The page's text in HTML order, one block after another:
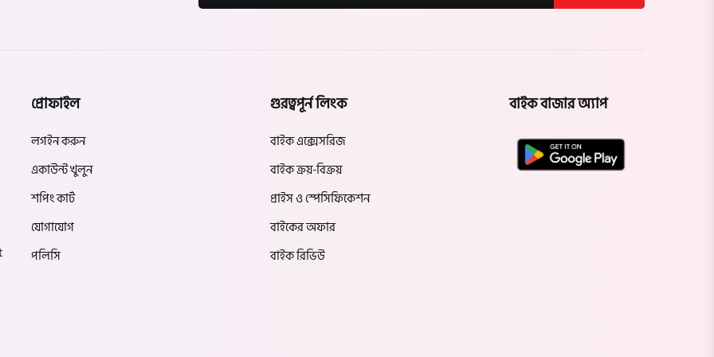
প্রোফাইল
লগইন করুন
একাউন্ট খুলুন
শপিং কার্ট
যোগাযোগ
পলিসি
গুরত্বপূর্ন লিংক
বাইক এক্সেসরিজ
বাইক ক্রয়-বিক্রয়
প্রাইস ও স্পেসিফিকেশন
বাইকের অফার
বাইক রিভিউ
বাইক বাজার অ্যাপ